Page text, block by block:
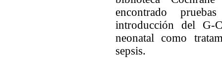
encontrado
introducción del G-
neonatal como
sepsis.